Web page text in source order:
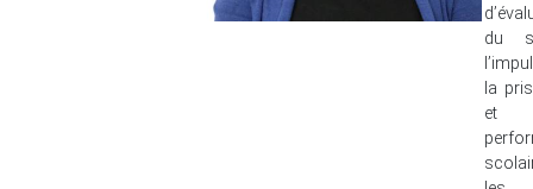
du
la
et